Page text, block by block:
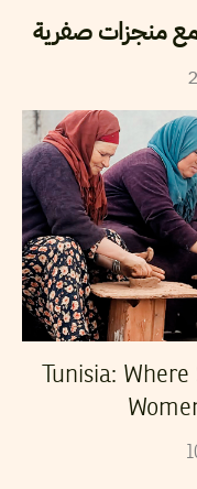
مع منجزات صفرية
Tunisia: